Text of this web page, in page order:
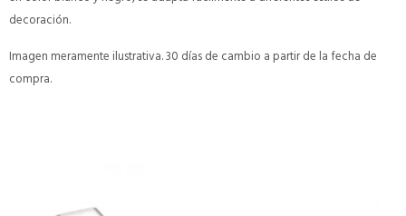
decoración.
Imagen meramente ilustrativa. 30 días de cambio a partir de la fecha de
compra.